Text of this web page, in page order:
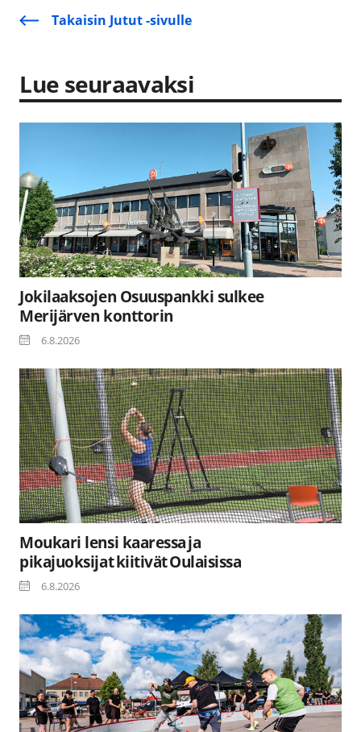
Takaisin Jutut -sivulle
Lue seuraavaksi
Jokilaaksojen Osuuspankki sulkee
Merijärven konttorin
6.8.2026
Moukari lensi kaaressa ja
pikajuoksijat kiitivät Oulaisissa
6.8.2026